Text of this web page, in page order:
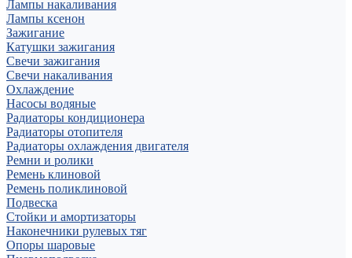
Лампы накаливания
Лампы ксенон
Зажигание
Катушки зажигания
Свечи зажигания
Свечи накаливания
Охлаждение
Насосы водяные
Радиаторы кондиционера
Радиаторы отопителя
Радиаторы охлаждения двигателя
Ремни и ролики
Ремень клиновой
Ремень поликлиновой
Подвеска
Стойки и амортизаторы
Наконечники рулевых тяг
Опоры шаровые